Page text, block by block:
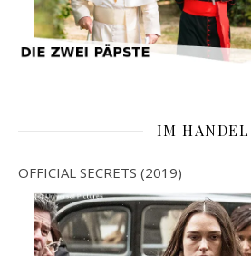
IM HANDEL
OFFICIAL SECRETS (2019)